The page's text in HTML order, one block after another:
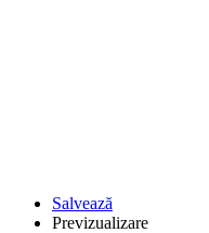
Salvează
Previzualizare